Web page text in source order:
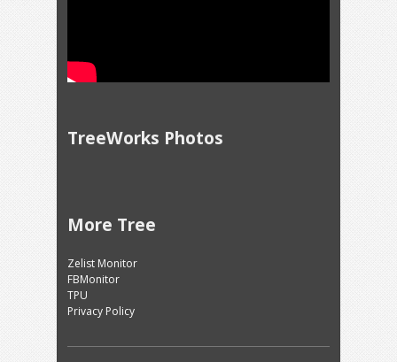
TreeWorks Photos
More Tree
Zelist Monitor
FBMonitor
TPU
Privacy Policy